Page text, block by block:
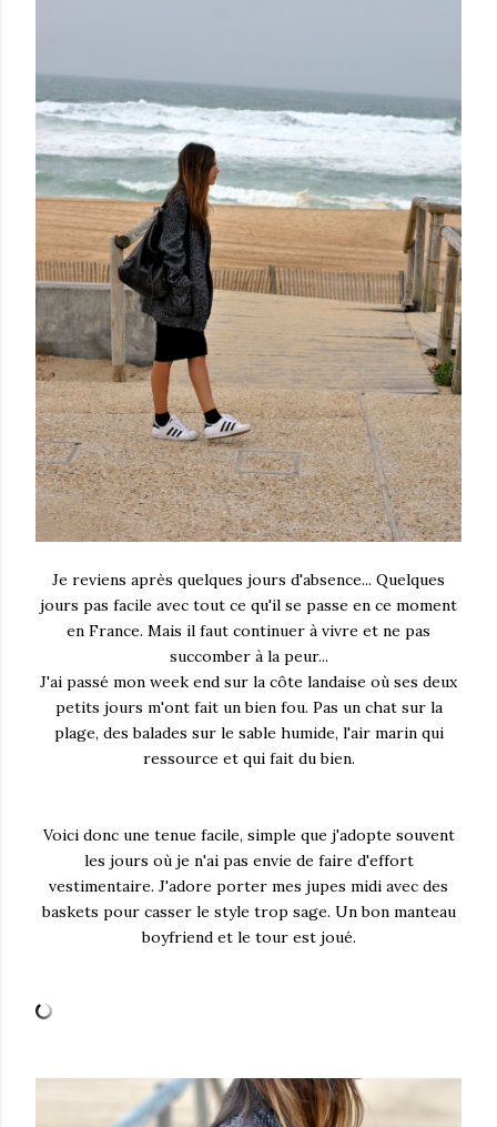
Je reviens après quelques jours d'absence... Quelques
jours pas facile avec tout ce qu'il se passe en ce moment
en France. Mais il faut continuer à vivre et ne pas
succomber à la peur...
J'ai passé mon week end sur la côte landaise où ses deux
petits jours m'ont fait un bien fou. Pas un chat sur la
plage, des balades sur le sable humide, l'air marin qui
ressource et qui fait du bien.
Voici donc une tenue facile, simple que j'adopte souvent
les jours où je n'ai pas envie de faire d'effort
vestimentaire. J'adore porter mes jupes midi avec des
baskets pour casser le style trop sage. Un bon manteau
boyfriend et le tour est joué.